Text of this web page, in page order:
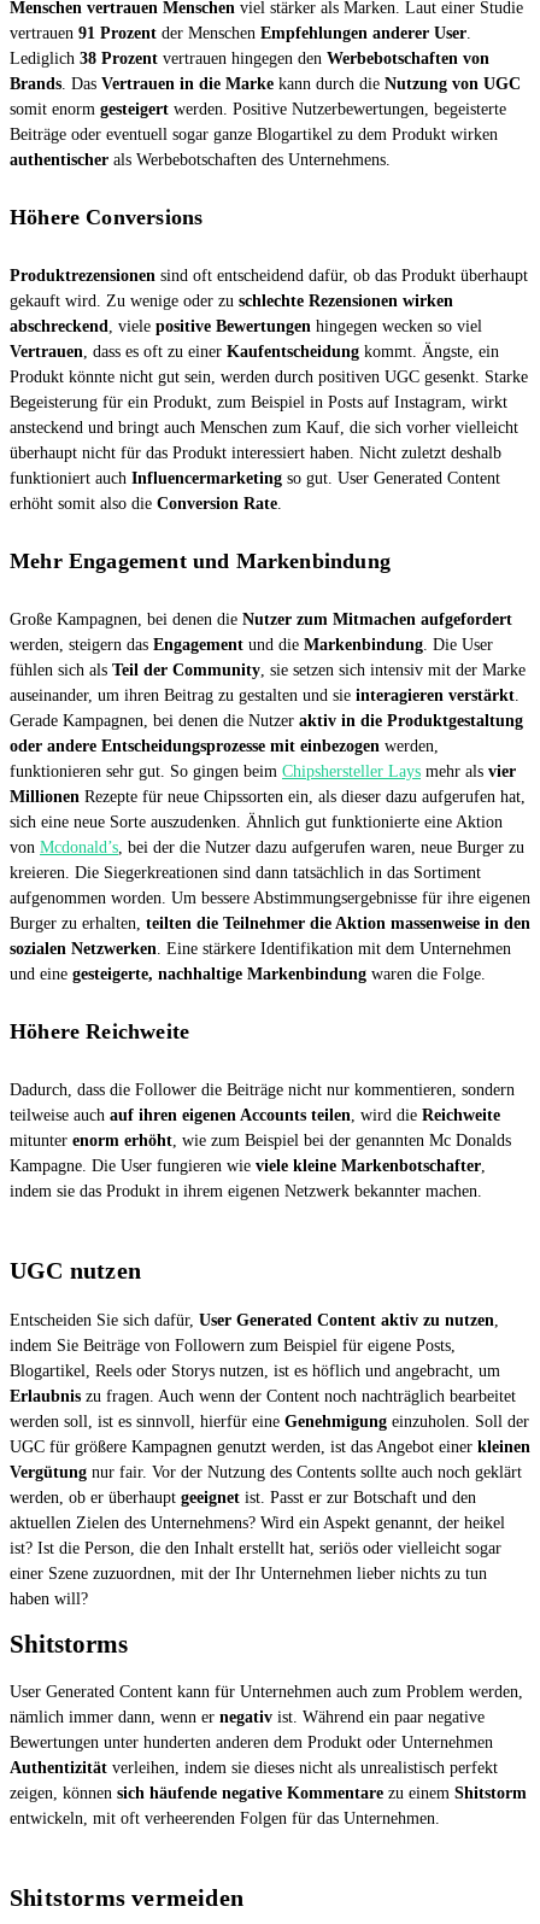
Menschen vertrauen Menschen viel stärker als Marken. Laut einer Studie
vertrauen 91 Prozent der Menschen Empfehlungen anderer User
Lediglich 38 Prozent vertrauen hingegen den Werbebotschaften von
Brands . Das Vertrauen in die Marke kann durch die Nutzung von UGC
somit enorm gesteigert werden. Positive Nutzerbewertungen, begeisterte
Beiträge oder eventuell sogar ganze Blogartikel zu dem Produkt wirken
authentischer als Werbebotschaften des Unternehmens.
Höhere Conversions
Produktrezensionen sind oft entscheidend dafür, ob das Produkt überhaupt
gekauft wird. Zu wenige oder zu schlechte Rezensionen wirken
abschreckend
, viele positive Bewertungen hingegen wecken so viel
Vertrauen , dass es oft zu einer Kaufentscheidung kommt. Ängste, ein
Produkt könnte nicht gut sein, werden durch positiven UGC gesenkt. Starke
Begeisterung für ein Produkt, zum Beispiel in Posts auf Instagram, wirkt
ansteckend und bringt auch Menschen zum Kauf, die sich vorher vielleicht
überhaupt nicht für das Produkt interessiert haben. Nicht zuletzt deshalb
funktioniert auch Influencermarketing so gut. User Generated Content
erhöht somit also die Conversion Rate
Mehr Engagement und Markenbindung
Große Kampagnen, bei denen die Nutzer zum Mitmachen aufgefordert
werden, steigern das Engagement und die Markenbindung . Die User
fühlen sich als Teil der Community , sie setzen sich intensiv mit der Marke
auseinander, um ihren Beitrag zu gestalten und sie interagieren verstärkt
Gerade Kampagnen, bei denen die Nutzer aktiv in die Produktgestaltung
oder andere Entscheidungsprozesse mit einbezogen werden,
funktionieren sehr gut. So gingen beim Chipshersteller Lays mehr als vier
Millionen Rezepte für neue Chipssorten ein, als dieser dazu aufgerufen hat,
sich eine neue Sorte auszudenken. Ähnlich gut funktionierte eine Aktion
von Mcdonald’s , bei der die Nutzer dazu aufgerufen waren, neue Burger zu
kreieren. Die Siegerkreationen sind dann tatsächlich in das Sortiment
aufgenommen worden. Um bessere Abstimmungsergebnisse für ihre eigenen
Burger zu erhalten, teilten die Teilnehmer die Aktion massenweise in den
sozialen Netzwerken . Eine stärkere Identifikation mit dem Unternehmen
und eine gesteigerte, nachhaltige Markenbindung waren die Folge.
Höhere Reichweite
Dadurch, dass die Follower die Beiträge nicht nur kommentieren, sondern
teilweise auch auf ihren eigenen Accounts teilen , wird die Reichweite
mitunter enorm erhöht , wie zum Beispiel bei der genannten Mc Donalds
Kampagne. Die User fungieren wie viele kleine Markenbotschafter
indem sie das Produkt in ihrem eigenen Netzwerk bekannter machen.
UGC nutzen
Entscheiden Sie sich dafür, User Generated Content aktiv zu nutzen
indem Sie Beiträge von Followern zum Beispiel für eigene Posts,
Blogartikel, Reels oder Storys nutzen, ist es höflich und angebracht, um
Erlaubnis zu fragen. Auch wenn der Content noch nachträglich bearbeitet
werden soll, ist es sinnvoll, hierfür eine Genehmigung einzuholen. Soll der
UGC für größere Kampagnen genutzt werden, ist das Angebot einer kleinen
Vergütung nur fair. Vor der Nutzung des Contents sollte auch noch geklärt
werden, ob er überhaupt geeignet ist. Passt er zur Botschaft und den
aktuellen Zielen des Unternehmens? Wird ein Aspekt genannt, der heikel
ist? Ist die Person, die den Inhalt erstellt hat, seriös oder vielleicht sogar
einer Szene zuzuordnen, mit der Ihr Unternehmen lieber nichts zu tun
haben will?
Shitstorms
User Generated Content kann für Unternehmen auch zum Problem werden,
nämlich immer dann, wenn er negativ ist. Während ein paar negative
Bewertungen unter hunderten anderen dem Produkt oder Unternehmen
Authentizität verleihen, indem sie dieses nicht als unrealistisch perfekt
zeigen, können sich häufende negative Kommentare zu einem Shitstorm
entwickeln, mit oft verheerenden Folgen für das Unternehmen.
Shitstorms vermeiden